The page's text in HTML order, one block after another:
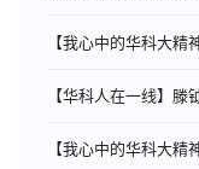
【我心中的华科大
【华科人在一线】
【我心中的华科大